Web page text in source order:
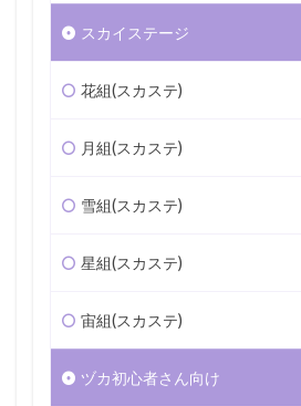
スカイステージ
花組(スカステ)
月組(スカステ)
雪組(スカステ)
星組(スカステ)
宙組(スカステ)
ヅカ初心者さん向け